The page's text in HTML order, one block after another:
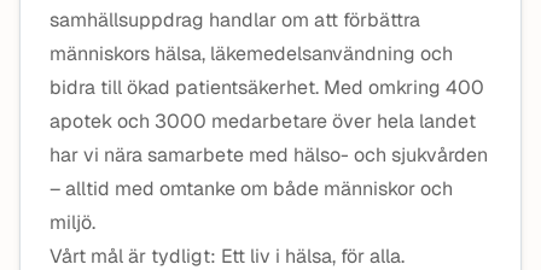
samhällsuppdrag handlar om att förbättra
människors hälsa, läkemedelsanvändning och
bidra till ökad patientsäkerhet. Med omkring 400
apotek och 3000 medarbetare över hela landet
har vi nära samarbete med hälso- och sjukvården
– alltid med omtanke om både människor och
miljö.
Vårt mål är tydligt: Ett liv i hälsa, för alla.